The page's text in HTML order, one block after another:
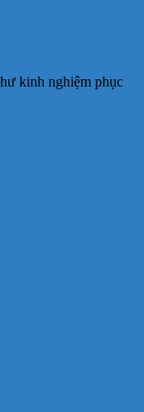
kinh nghiệm phục